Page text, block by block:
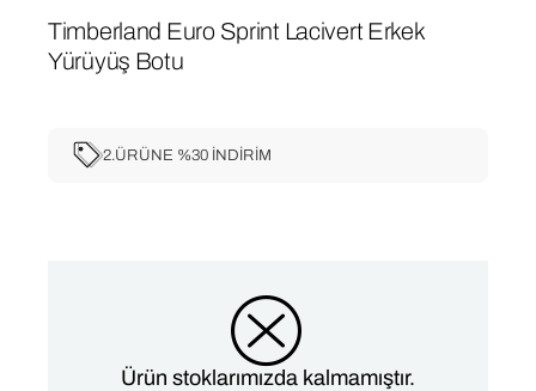
Timberland Euro Sprint Lacivert Erkek
Yürüyüş Botu
2.ÜRÜNE %30 İNDİRİM
Ürün stoklarımızda kalmamıştır.